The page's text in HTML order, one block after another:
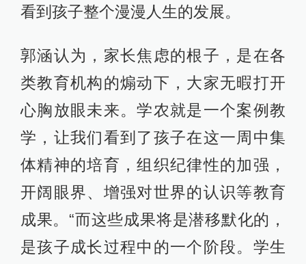
看到孩子整个漫漫人生的发展。
郭涵认为，家长焦虑的根子，是在各
类教育机构的煽动下，大家无暇打开
心胸放眼未来。学农就是一个案例教
学，让我们看到了孩子在这一周中集
体精神的培育，组织纪律性的加强，
开阔眼界、增强对世界的认识等教育
成果。“而这些成果将是潜移默化的，
是孩子成长过程中的一个阶段。学生